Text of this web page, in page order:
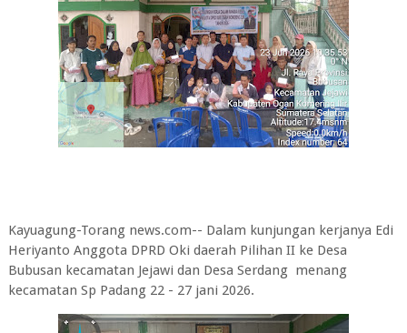
Kayuagung-Torang news.com-- Dalam kunjungan kerjanya Edi
Heriyanto Anggota DPRD Oki daerah Pilihan II ke Desa
Bubusan kecamatan Jejawi dan Desa Serdang menang
kecamatan Sp Padang 22 - 27 jani 2026.